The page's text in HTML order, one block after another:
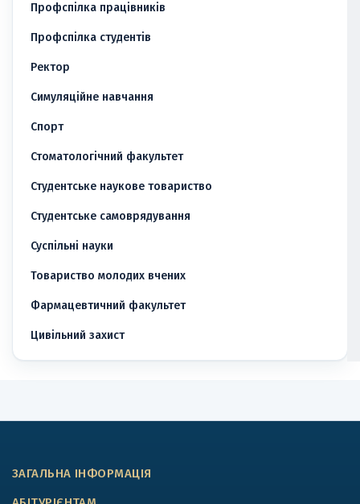
Профспілка працівників
Профспілка студентів
Ректор
Симуляційне навчання
Спорт
Стоматологічний факультет
Студентське наукове товариство
Студентське самоврядування
Суспільні науки
Товариство молодих вчених
Фармацевтичний факультет
Цивільний захист
ЗАГАЛЬНА ІНФОРМАЦІЯ